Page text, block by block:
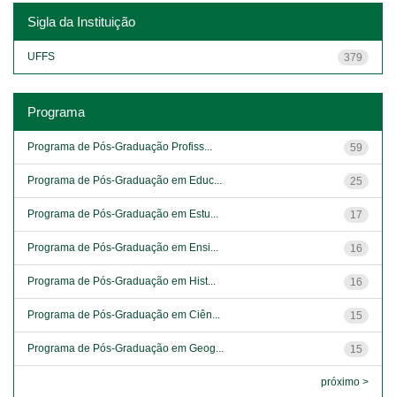
Sigla da Instituição
379
UFFS
Programa
59
Programa de Pós-Graduação Profiss...
25
Programa de Pós-Graduação em Educ...
17
Programa de Pós-Graduação em Estu...
16
Programa de Pós-Graduação em Ensi...
16
Programa de Pós-Graduação em Hist...
15
Programa de Pós-Graduação em Ciên...
15
Programa de Pós-Graduação em Geog...
próximo >